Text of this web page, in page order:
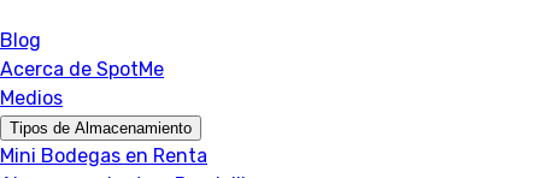
Blog
Acerca de SpotMe
Medios
Tipos de Almacenamiento
Mini Bodegas en Renta